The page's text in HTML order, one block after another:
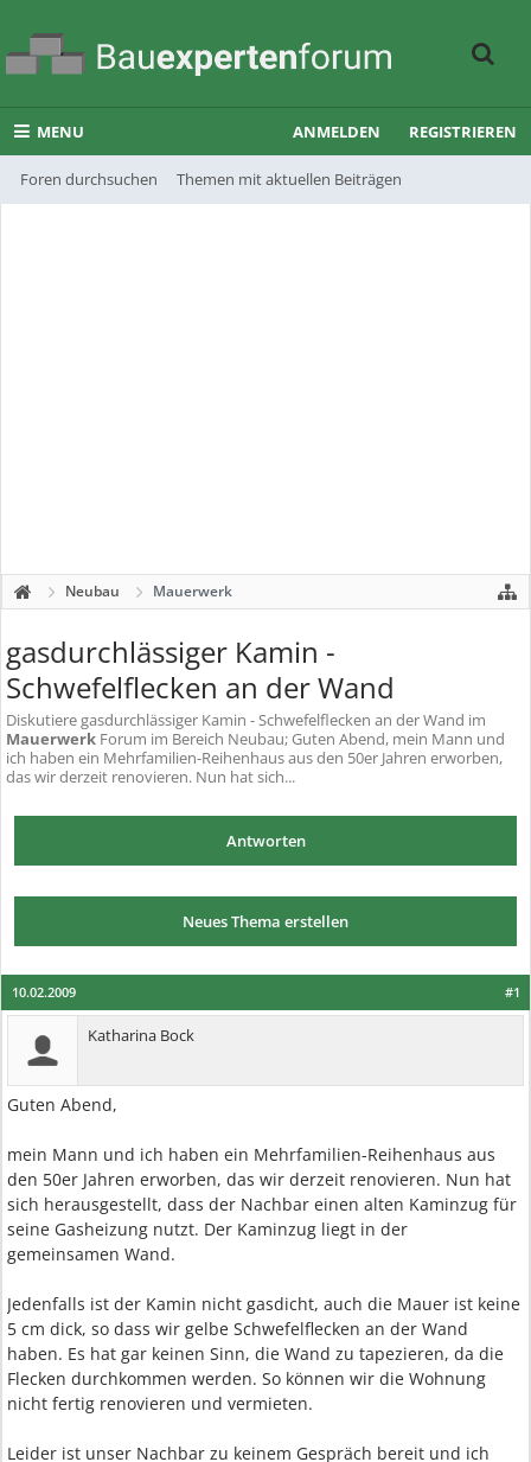
MENU
Foren durchsuchen Themen mit aktuellen Beiträgen
ANMELDEN REGISTRIEREN
Neubau Mauerwerk
gasdurchlässiger Kamin -
Schwefelflecken an der Wand
Diskutieregasdurchlässiger Kamin - Schwefelflecken an der Wand im
Mauerwerk Forum im Bereich Neubau; Guten Abend, mein Mann und
ich haben ein Mehrfamilien-Reihenhaus aus den 50er Jahren erworben,
das wir derzeit renovieren. Nun hat sich...
Antworten
Neues Thema erstellen
#1
10.02.2009
Katharina Bock
Guten Abend,
mein Mann und ich haben ein Mehrfamilien-Reihenhaus aus
den 50er Jahren erworben, das wir derzeit renovieren. Nun hat
sich herausgestellt, dass der Nachbar einen alten Kaminzug für
seine Gasheizung nutzt. Der Kaminzug liegt in der
gemeinsamen Wand.
Jedenfalls ist der Kamin nicht gasdicht, auch die Mauer ist keine
5 cm dick, so dass wir gelbe Schwefelflecken an der Wand
haben. Es hat gar keinen Sinn, die Wand zu tapezieren, da die
Flecken durchkommen werden. So können wir die Wohnung
nicht fertig renovieren und vermieten.
Leider ist unser Nachbar zu keinem Gespräch bereit und ich